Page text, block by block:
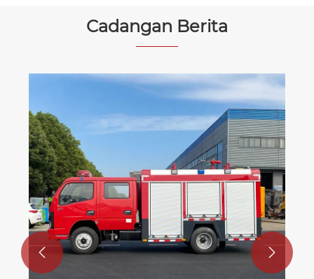
Cadangan Berita
 